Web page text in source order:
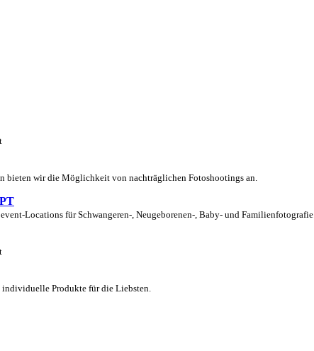
bieten wir die Möglichkeit von nachträglichen Fotoshootings an.
Locations für Schwangeren-, Neugeborenen-, Baby- und Familienfotografie.
Produkte für die Liebsten.